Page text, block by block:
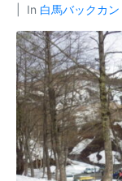
In 白馬バックカ